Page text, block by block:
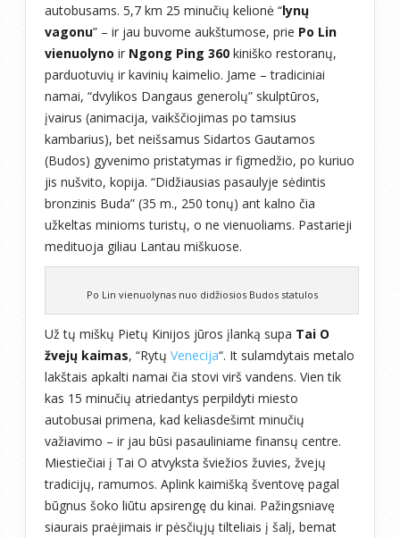
autobusams. 5,7 km 25 minučių kelionė “lynų
vagonu” – ir jau buvome aukštumose, prie Po Lin
vienuolyno ir Ngong Ping 360 kiniško restoranų,
parduotuvių ir kavinių kaimelio. Jame – tradiciniai
namai, “dvylikos Dangaus generolų” skulptūros,
įvairus (animacija, vaikščiojimas po tamsius
kambarius), bet neišsamus Sidartos Gautamos
(Budos) gyvenimo pristatymas ir figmedžio, po kuriuo
jis nušvito, kopija. “Didžiausias pasaulyje sėdintis
bronzinis Buda” (35 m., 250 tonų) ant kalno čia
užkeltas minioms turistų, o ne vienuoliams. Pastarieji
medituoja giliau Lantau miškuose.
Po Lin vienuolynas nuo didžiosios Budos statulos
Už tų miškų Pietų Kinijos jūros įlanką supa Tai O
žvejų kaimas, “Rytų Venecija“. It sulamdytais metalo
lakštais apkalti namai čia stovi virš vandens. Vien tik
kas 15 minučių atriedantys perpildyti miesto
autobusai primena, kad keliasdešimt minučių
važiavimo – ir jau būsi pasauliniame finansų centre.
Miestiečiai į Tai O atvyksta šviežios žuvies, žvejų
tradicijų, ramumos. Aplink kaimišką šventovę pagal
būgnus šoko liūtu apsirengę du kinai. Pažingsniavę
siaurais praėjimais ir pėsčiųjų tilteliais į šalį, bemat